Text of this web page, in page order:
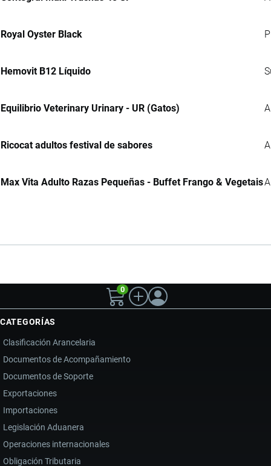
Royal Oyster Black
Hemovit B12 Líquido
Equilibrio Veterinary Urinary - UR (Gatos)
Ricocat adultos festival de sabores
Max Vita Adulto Razas Pequeñas - Buffet Frango & Vegetais
0
CATEGORÍAS
Clasificación Arancelaria
Documentos de Acompañamiento
Documentos de Soporte
Exportaciones
Importaciones
Legislación Aduanera
Operaciones internacionales
Obligación Tributaria